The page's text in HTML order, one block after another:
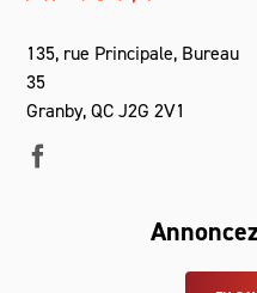
135, rue Principale, Bureau
35
Granby, QC J2G 2V1